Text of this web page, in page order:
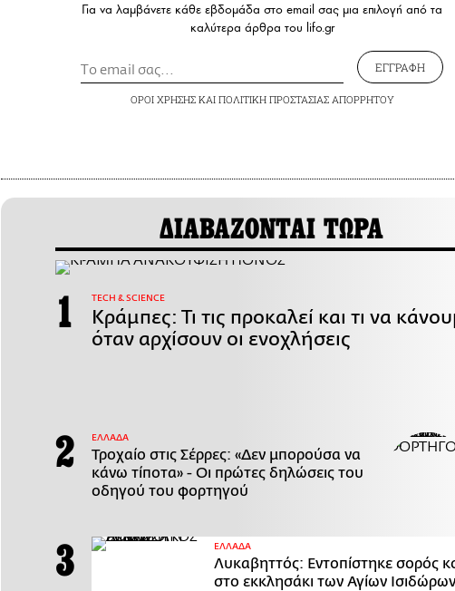
Για να λαμβάνετε κάθε εβδομάδα στο email σας μια επιλογή από τα
καλύτερα άρθρα του lifo.gr
ΕΓΓΡΑΦΗ
ΟΡΟΙ ΧΡΗΣΗΣΚΑΙ ΠΟΛΙΤΙΚΗ ΠΡΟΣΤΑΣΙΑΣ ΑΠΟΡΡΗΤΟΥ
ΔΙΑΒΑΖΟΝΤΑΙ ΤΩΡΑ
ΤECH & SCIENCE
Κράμπες: Τι τις προκαλεί και τι να
όταν αρχίσουν οι ενοχλήσεις
ΕΛΛΑΔΑ
Τροχαίο στις Σέρρες: «Δεν μπορούσα να
κάνω τίποτα» - Οι πρώτες δηλώσεις του
οδηγού του φορτηγού
ΕΛΛΑΔΑ
Λυκαβηττός: Εντοπίστηκε σορός
στο εκκλησάκι των Αγίων Ισιδώρων